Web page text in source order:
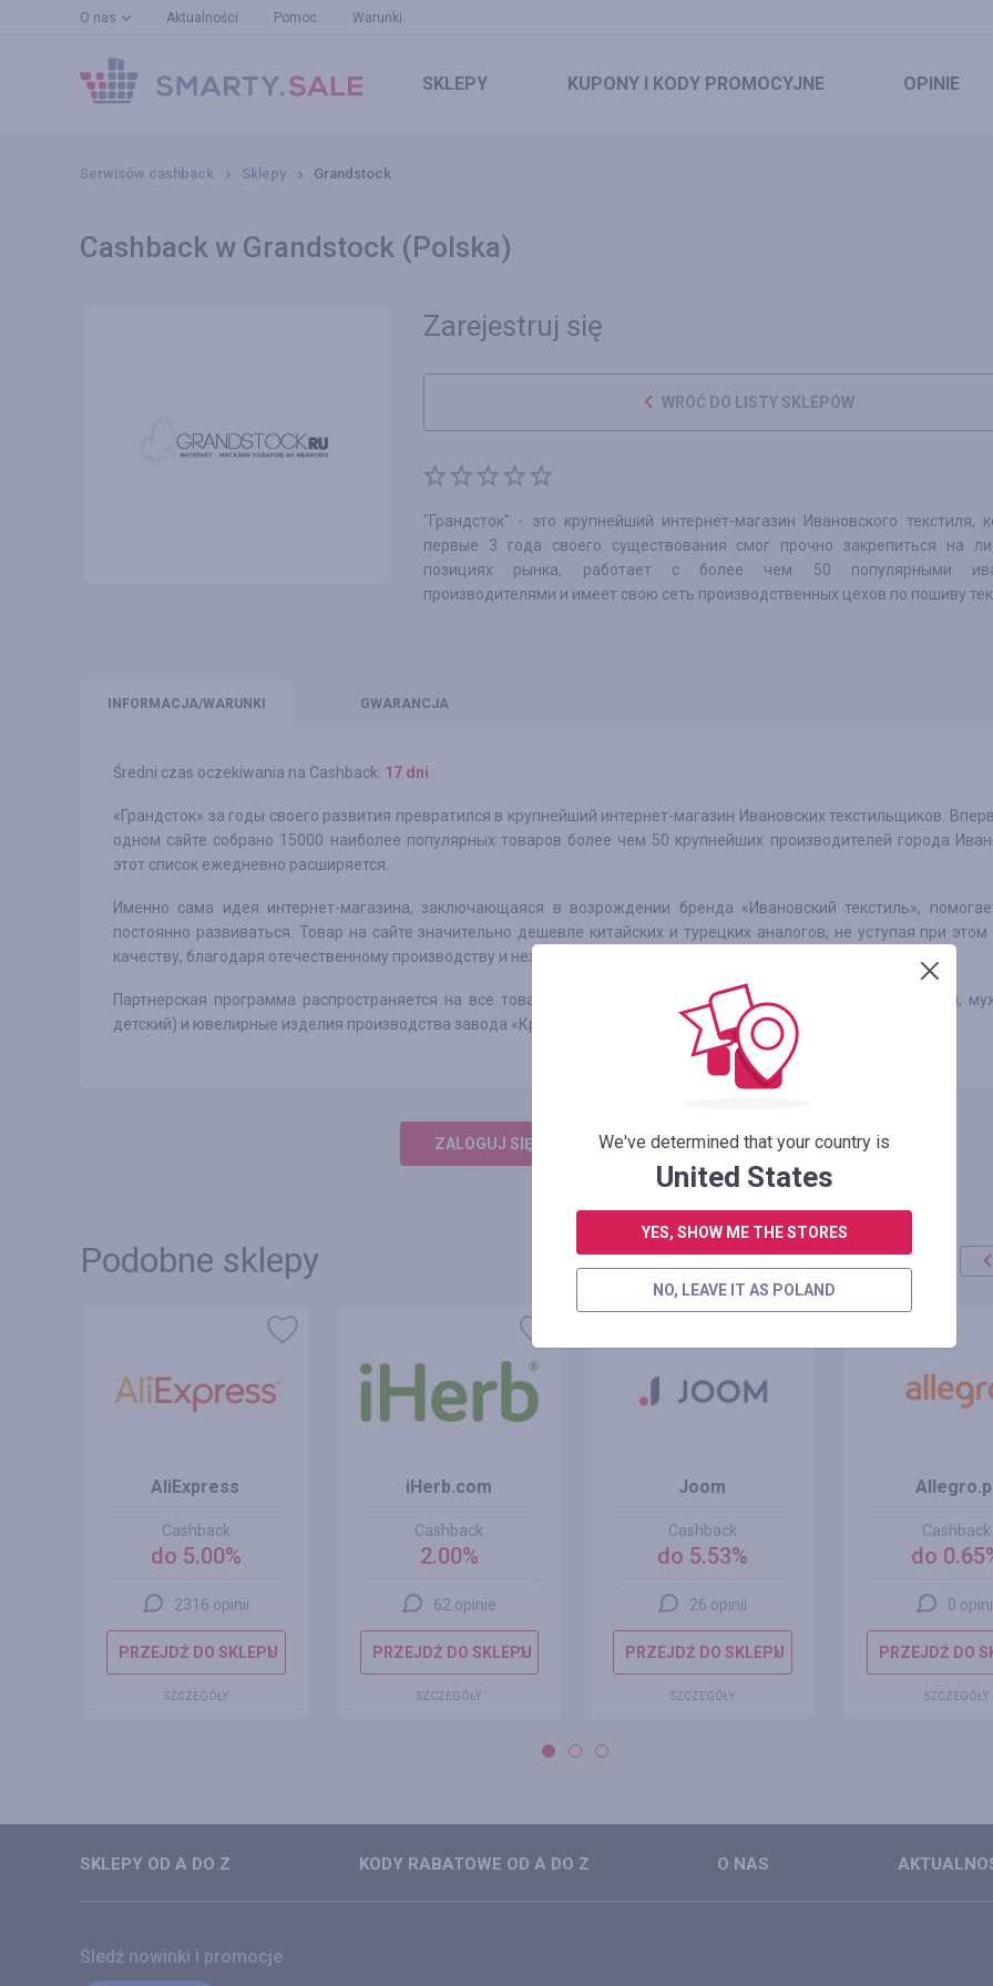
O nas Aktualności Pomoc Warunki
SKLEPY KUPONYI KODY PROMOCYJNE OPINIE
Serwisów cashback Sklepy Grandstock
Cashback w Grandstock (Polska)
Zarejestruj się
WRÓĆ DO LISTY SKLEPÓW
"Грандсток" - это крупнейший интернет-магазин Ивановского текстиля,
первые 3 года своего существования смог прочно закрепиться на
позициях рынка, работает с более чем 50 популярными
производителями и имеет свою сеть производственных цехов по пошиву
INFO RMACJA/WARUNKI GWARANCJA
Średni czas oczekiwania na Cashback: 17 dni
«Грандсток» за годы своего развития превратился в крупнейший интернет-магазин Ивановских текстильщиков.
одном сайте собрано 15000 наиболее популярных товаров более чем 50 крупнейших производителей города
этот список ежедневно расширяется.
Именно сама идея интернет-магазина, заключающаяся в возрождении бренда «Ивановский текстиль»,
постоянно развиваться. Товар на сайте значительно дешевле китайских и турецких аналогов, не уступая при
качеству, благодаря отечественному производству и независимости от колебания курса валют.
Партнерская программа распространяется на все товары на нашем сайте – это текстиль, трикотаж (женский,
детский) и ювелирные изделия производства завода «Красная Пресня» (бижутерия и серебро).
ZALOGUJ SIĘ, ŻEBY ZOSTAWIĆ OPINIĘ
Podobne sklepy
AliExpress
Cashback
do 5.00%
2316 opinii
PRZEJDŹ DO SKLEPU
SZCZEGÓŁY
iHerb.com
Cashback
2.00%
62 opinie
PRZEJDŹ DO SKLEPU
SZCZEGÓŁY
Joom
Cashback
do 5.53%
26 opinii
PRZEJDŹ DO SKLEPU
SZCZEGÓŁY
Cashback
do
0
PRZEJDŹ DO
SZCZEGÓŁY
SKLEPY OD A DO Z KODY RABATOWE OD A DO Z O NAS
Śledź nowinki i promocje
We've determined that your country is
United States
YES, SHOW ME THE STORES
NO, LEAVE IT AS POLAND